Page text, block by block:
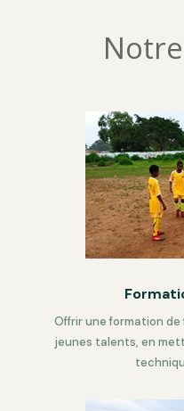
Offrir une formation
jeunes talents, en